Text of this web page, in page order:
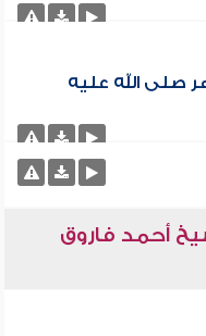
صلى الله عليه
أحمد فاروق